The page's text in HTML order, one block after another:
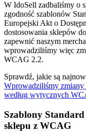
W IdoSell zadbaliśmy o
zgodność szablonów
Europejski Akt o
dostosowania sklepów
zapewnić naszym
wprowadziliśmy więc
WCAG 2.2.
Sprawdź, jakie są
Wprowadziliśmy zmiany
według wytycznych
Szablony
sklepu z WCAG